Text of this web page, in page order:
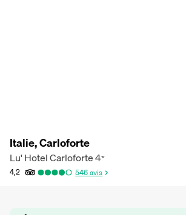
Italie, Carloforte
Lu' Hotel Carloforte4*
4,2 546avis